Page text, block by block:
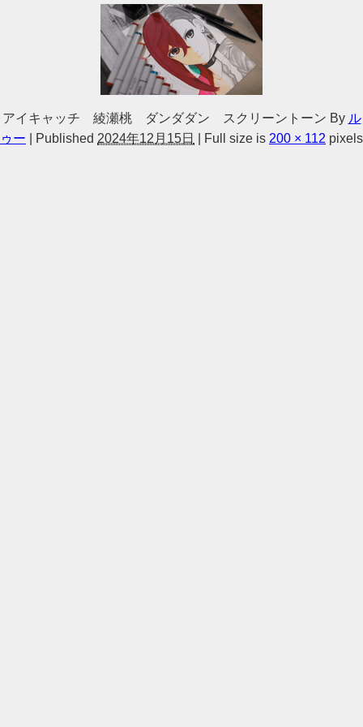
アイキャッチ 綾瀬桃 ダンダダン スクリーントーン By ル
ゥー
Published 2024年12月15日 Full size is 200 × 112 pixels